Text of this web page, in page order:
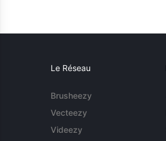
Le Réseau
Brusheezy
Vecteezy
Videezy